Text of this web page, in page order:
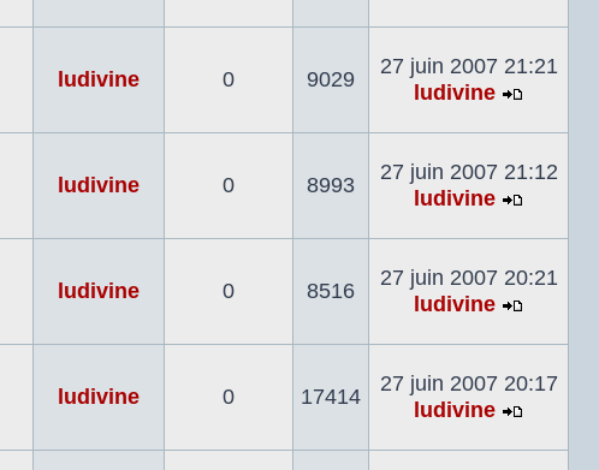
le
dernier
ludivine 0 9029
27 juin 2007 21:21
ludivine
le
dernier
ludivine 0 8993
27 juin 2007 21:12
ludivine
le
dernier
ludivine 0 8516
27 juin 2007 20:21
ludivine
le
dernier
ludivine 0 17414
27 juin 2007 20:17
ludivine
le